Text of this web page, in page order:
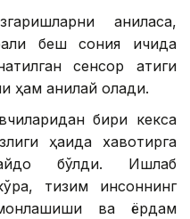
аниқласа,
беш сония ичида
сенсор атиги
ҳам аниқлай олади.
бири кекса
ҳақида хавотирга
бўлди. Ишлаб
тизим инсоннинг
ва ёрдам